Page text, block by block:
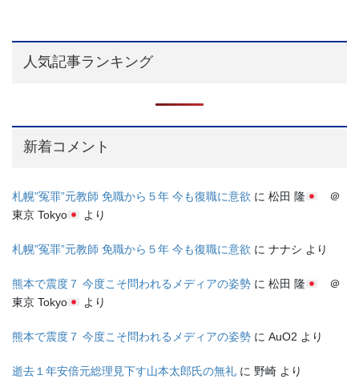
人気記事ランキング
新着コメント
札幌”冤罪”元教師 免職から５年 今も復職に意欲 に 松田 隆
＠
東京 Tokyo
より
札幌”冤罪”元教師 免職から５年 今も復職に意欲 に ナナシ より
熊本で震度７ 今度こそ問われるメディアの姿勢 に 松田 隆
＠
東京 Tokyo
より
熊本で震度７ 今度こそ問われるメディアの姿勢 に AuO2 より
逝去１年安倍元総理見下す山本太郎氏の無礼 に 野崎 より